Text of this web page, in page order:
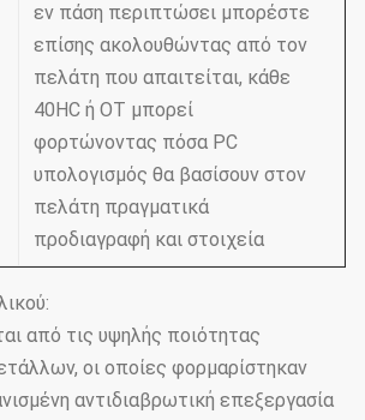
εν πάση περιπτώσει μπορέστε
επίσης ακολουθώντας από τον
πελάτη που απαιτείται, κάθε
40HC ή OT μπορεί
φορτώνοντας πόσα PC
υπολογισμός θα βασίσουν στον
πελάτη πραγματικά
προδιαγραφή και στοιχεία
από τις υψηλής ποιότητας
οι οποίες φορμαρίστηκαν
αντιδιαβρωτική επεξεργασία